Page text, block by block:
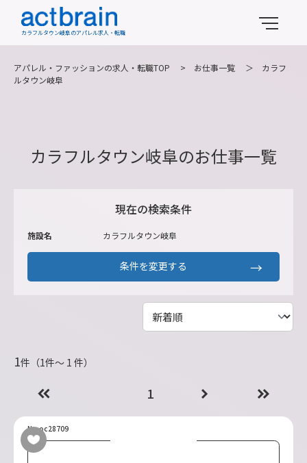
カラフルタウン岐阜のアパレル求人・転職
アパレル・ファッションの求人・転職TOP > お仕事一覧 ＞ カラフ
ルタウン岐阜
カラフルタウン岐阜のお仕事一覧
現在の検索条件
施設名 カラフルタウン岐阜
条件を変更する
1件（1件〜 1 件）
1
No.oc28709